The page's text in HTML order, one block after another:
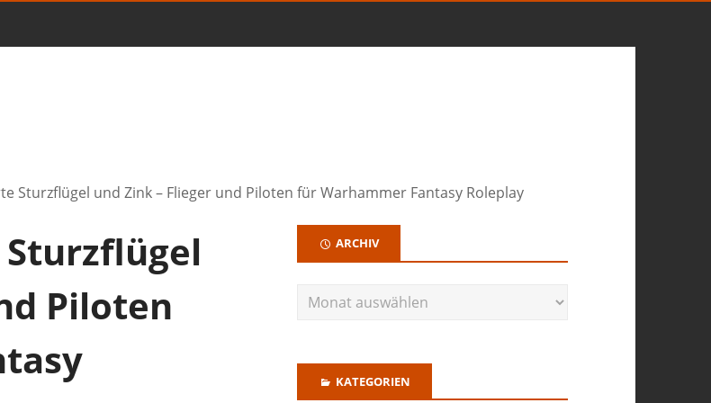
Sturzflügel und Zink – Flieger und Piloten für Warhammer Fantasy Roleplay
Piloten
ARCHIV
KATEGORIEN